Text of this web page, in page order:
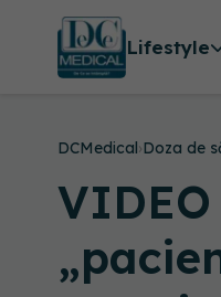
Lifestyle
DCMedical›Doza de